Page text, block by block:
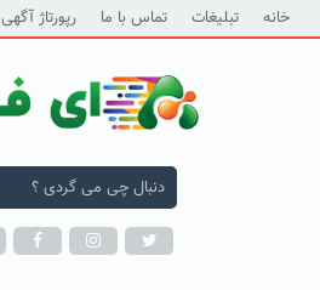
خانه تبلیغات تماس با ما رپورتاژ آگهی